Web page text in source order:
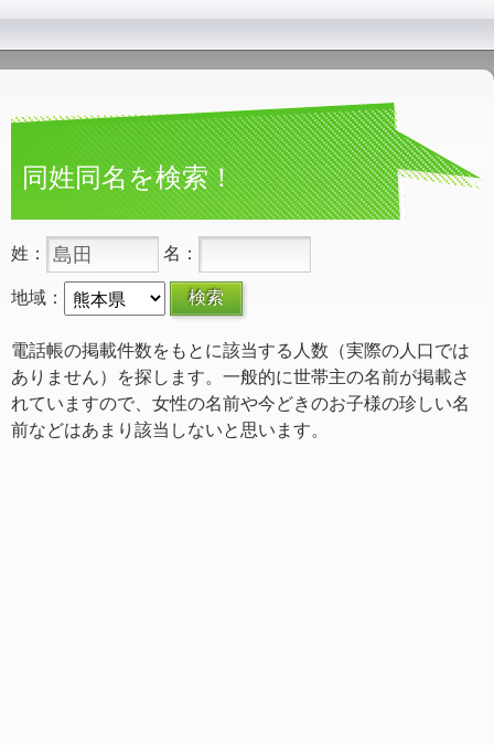
同姓同名を検索！
姓： 名：
地域：
電話帳の掲載件数をもとに該当する人数（実際の人口では
ありません）を探します。一般的に世帯主の名前が掲載さ
れていますので、女性の名前や今どきのお子様の珍しい名
前などはあまり該当しないと思います。